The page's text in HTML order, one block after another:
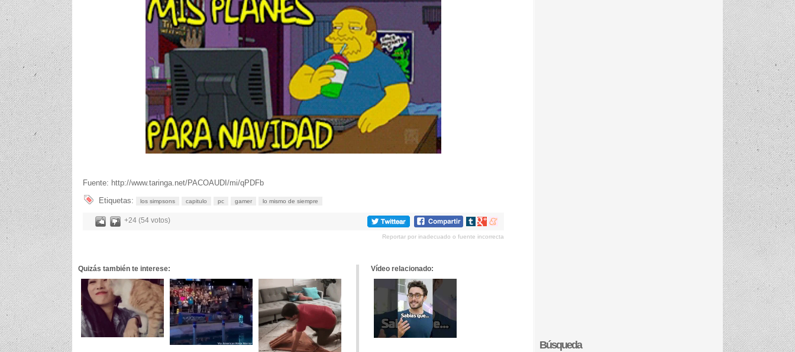
Fuente: http://www.taringa.net/PACOAUDI/mi/qPDFb
Etiquetas:
los simpsons capitulo pc gamer lo mismo de siempre
+24 (54 votos)
Compartir
tumblr
Compartir
Google+
Compartir
meneame
Reportar por inadecuado o fuente incorrecta
Quizás también te interese: Vídeo relacionado:
Búsqueda